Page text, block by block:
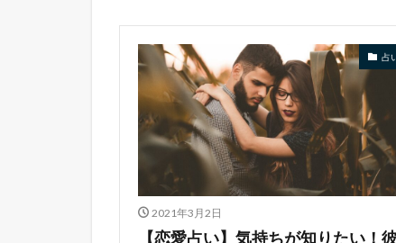
占
2021年3月2日
【恋愛占い】気持ちが知りたい！